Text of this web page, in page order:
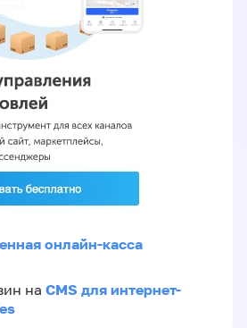
онлайн-касса
на CMS для интернет-